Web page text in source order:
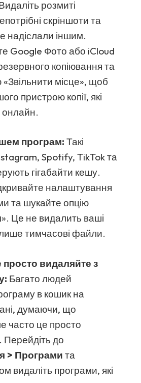
розмиті
скріншоти та
надіслали іншим.
Google Фото або iCloud
копіювання та
«Звільнити місце», щоб
пристрою копії, які
онлайн.
програм: Такі
Spotify, TikTok та
гігабайти кешу.
налаштування
та шукайте опцію
Це не видалить ваші
лише тимчасові файли.
просто видаляйте з
Багато людей
в кошик на
думаючи, що
часто це просто
Перейдіть до
> Програми та
видаліть програми, які